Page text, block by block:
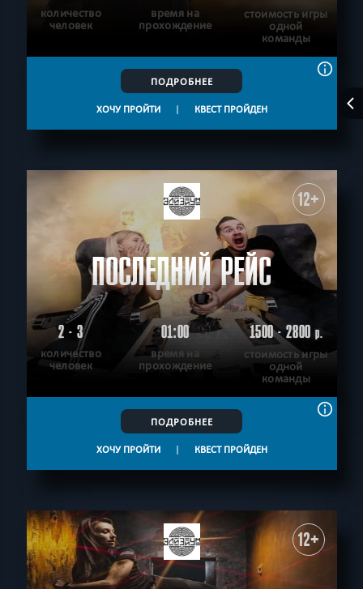
количество
человек
время на
прохождение
стоимость игры
одной
команды
ПОДРОБНЕЕ
ХОЧУ ПРОЙТИ | КВЕСТ ПРОЙДЕН
12+
ПОСЛЕДНИЙ РЕЙС
2 - 3
количество
человек
01:00
время на
прохождение
1500 - 2800р.
стоимость игры
одной
команды
ПОДРОБНЕЕ
ХОЧУ ПРОЙТИ | КВЕСТ ПРОЙДЕН
12+